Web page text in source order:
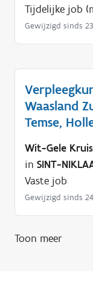
Tijdelijke job
Gewijzigd sinds
Waasland
Temse,
Wit-Gele
in SINT-
Vaste job
Gewijzigd sinds
Toon meer